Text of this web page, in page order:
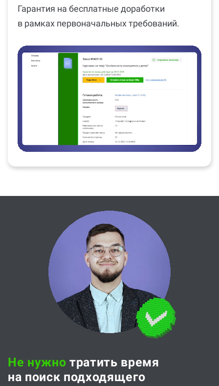
Гарантия на бесплатные доработки
в рамках первоначальных требований.
Не нужно тратить время
на поиск подходящего